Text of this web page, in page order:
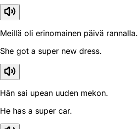
Meillä oli erinomainen päivä rannalla.
She got a super new dress.
Hän sai upean uuden mekon.
He has a super car.